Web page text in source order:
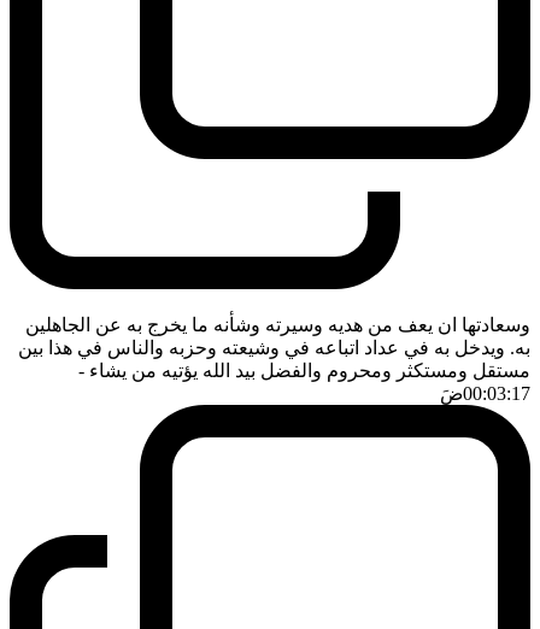
وسعادتها ان يعف من هديه وسيرته وشأنه ما يخرج به عن الجاهلين
به. ويدخل به في عداد اتباعه في وشيعته وحزبه والناس في هذا بين
مستقل ومستكثر ومحروم والفضل بيد الله يؤتيه من يشاء -
00:03:17ضَ